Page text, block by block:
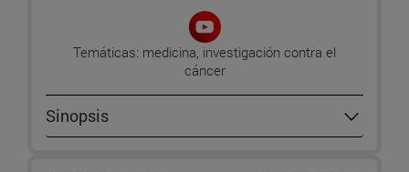
Temáticas: medicina, investigación contra el
cáncer
Sinopsis